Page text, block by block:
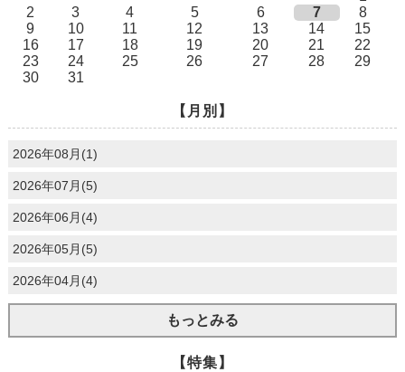
2
3 4 5 6 7
8
9
10 11 12 13 14
15
16
17 18 19 20 21
22
23
24 25 26 27 28
29
30
31
【月別】
2026年08月(1)
2026年07月(5)
2026年06月(4)
2026年05月(5)
2026年04月(4)
もっとみる
【特集】